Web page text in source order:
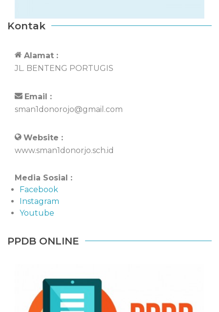
Kontak
Alamat :
JL. BENTENG PORTUGIS
Email :
sman1donorojo@gmail.com
Website :
www.sman1donorjo.sch.id
Media Sosial :
Facebook
Instagram
Youtube
PPDB ONLINE